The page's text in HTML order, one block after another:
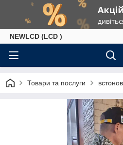
NEWLCD (LCD )
Товари та послуги